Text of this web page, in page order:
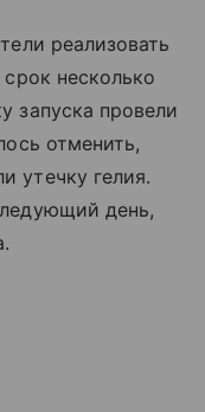
реализовать
несколько
запуска провели
отменить,
утечку гелия.
день,